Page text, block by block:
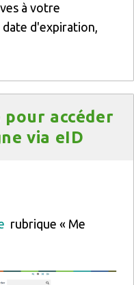
à votre
d'expiration,
pour accéder
via eID
rubrique « Me